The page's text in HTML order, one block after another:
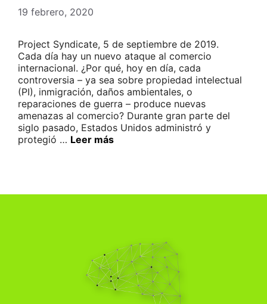
19 febrero, 2020
Project Syndicate, 5 de septiembre de 2019.
Cada día hay un nuevo ataque al comercio
internacional. ¿Por qué, hoy en día, cada
controversia – ya sea sobre propiedad intelectual
(PI), inmigración, daños ambientales, o
reparaciones de guerra – produce nuevas
amenazas al comercio? Durante gran parte del
siglo pasado, Estados Unidos administró y
protegió … Leer más